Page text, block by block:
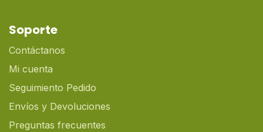
Soporte
Contáctanos
Mi cuenta
Seguimiento Pedido
Envíos y Devoluciones
Preguntas frecuentes